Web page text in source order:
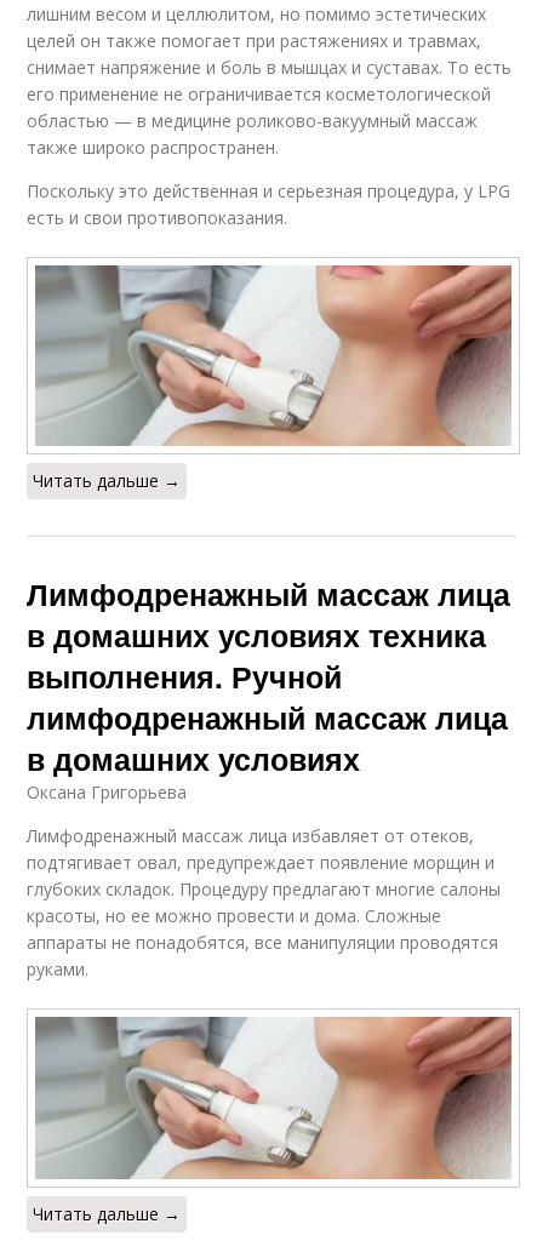
лишним весом и целлюлитом, но помимо эстетических
целей он также помогает при растяжениях и травмах,
снимает напряжение и боль в мышцах и суставах. То есть
его применение не ограничивается косметологической
областью — в медицине роликово-вакуумный массаж
также широко распространен.
Поскольку это действенная и серьезная процедура, у LPG
есть и свои противопоказания.
Читать дальше →
Лимфодренажный массаж лица
в домашних условиях техника
выполнения. Ручной
лимфодренажный массаж лица
в домашних условиях
Оксана Григорьева
Лимфодренажный массаж лица избавляет от отеков,
подтягивает овал, предупреждает появление морщин и
глубоких складок. Процедуру предлагают многие салоны
красоты, но ее можно провести и дома. Сложные
аппараты не понадобятся, все манипуляции проводятся
руками.
Читать дальше →